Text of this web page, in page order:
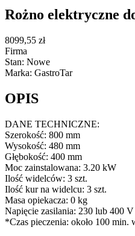
Rożno elektryczne
8099,55 zł
Firma
Stan: Nowe
Marka: GastroTar
OPIS
DANE TECHNICZNE:
Szerokość: 800 mm
Wysokość: 480 mm
Głębokość: 400 mm
Moc zainstalowana: 3.20 kW
Ilość widelców: 3 szt.
Ilość kur na widelcu: 3 szt.
Masa opiekacza: 0 kg
Napięcie zasilania: 230 lub 400 V
*Czas pieczenia: około 100 min.